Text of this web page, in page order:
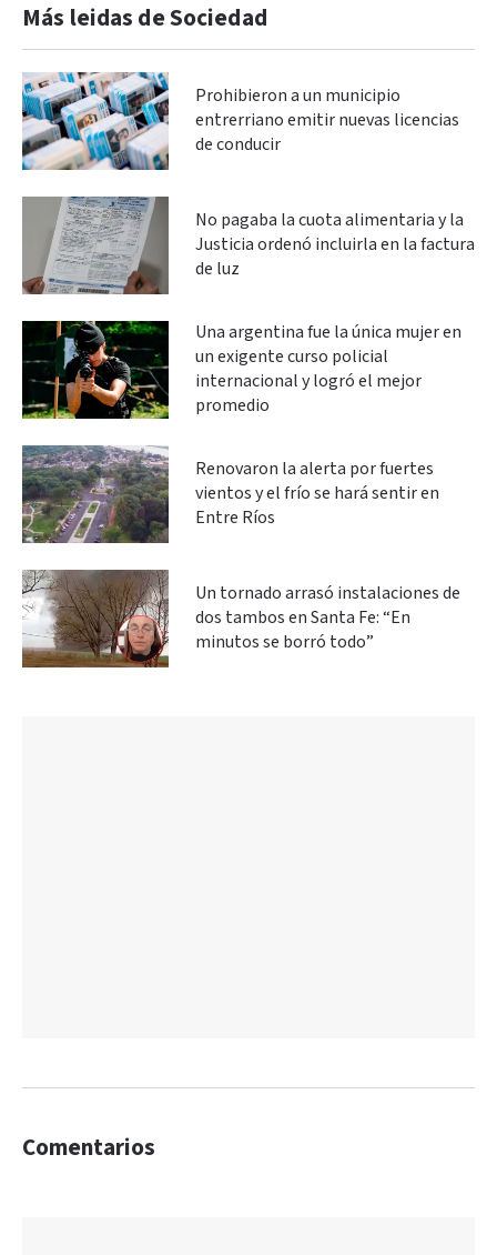
Más leidas de Sociedad
Prohibieron a un municipio
entrerriano emitir nuevas licencias
de conducir
No pagaba la cuota alimentaria y la
Justicia ordenó incluirla en la factura
de luz
Una argentina fue la única mujer en
un exigente curso policial
internacional y logró el mejor
promedio
Renovaron la alerta por fuertes
vientos y el frío se hará sentir en
Entre Ríos
Un tornado arrasó instalaciones de
dos tambos en Santa Fe: “En
minutos se borró todo”
Comentarios